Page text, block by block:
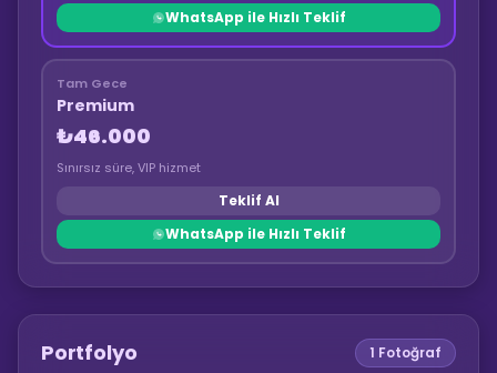
WhatsApp ile Hızlı Teklif
Tam Gece
Premium
₺46.000
Sınırsız süre, VIP hizmet
Teklif Al
WhatsApp ile Hızlı Teklif
Portfolyo 1 Fotoğraf